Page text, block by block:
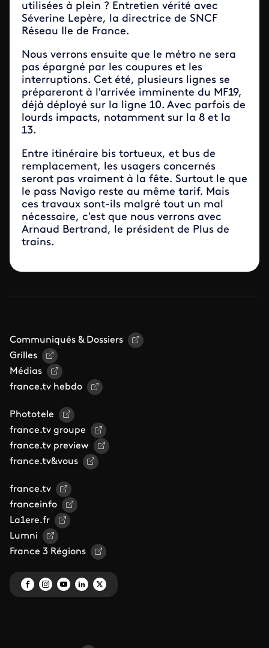
utilisées à plein ? Entretien vérité avec
Séverine Lepère, la directrice de SNCF
Réseau Ile de France.
Nous verrons ensuite que le métro ne sera
pas épargné par les coupures et les
interruptions. Cet été, plusieurs lignes se
prépareront à l'arrivée imminente du MF19,
déjà déployé sur la ligne 10. Avec parfois de
lourds impacts, notamment sur la 8 et la
13.
Entre itinéraire bis tortueux, et bus de
remplacement, les usagers concernés
seront pas vraiment à la fête. Surtout le que
le pass Navigo reste au même tarif. Mais
ces travaux sont-ils malgré tout un mal
nécessaire, c'est que nous verrons avec
Arnaud Bertrand, le président de Plus de
trains.
Communiqués & Dossiers
Grilles
Médias
france.tv hebdo
Phototele
france.tv groupe
france.tv preview
france.tv&vous
france.tv
franceinfo
La1ere.fr
Lumni
France 3 Régions